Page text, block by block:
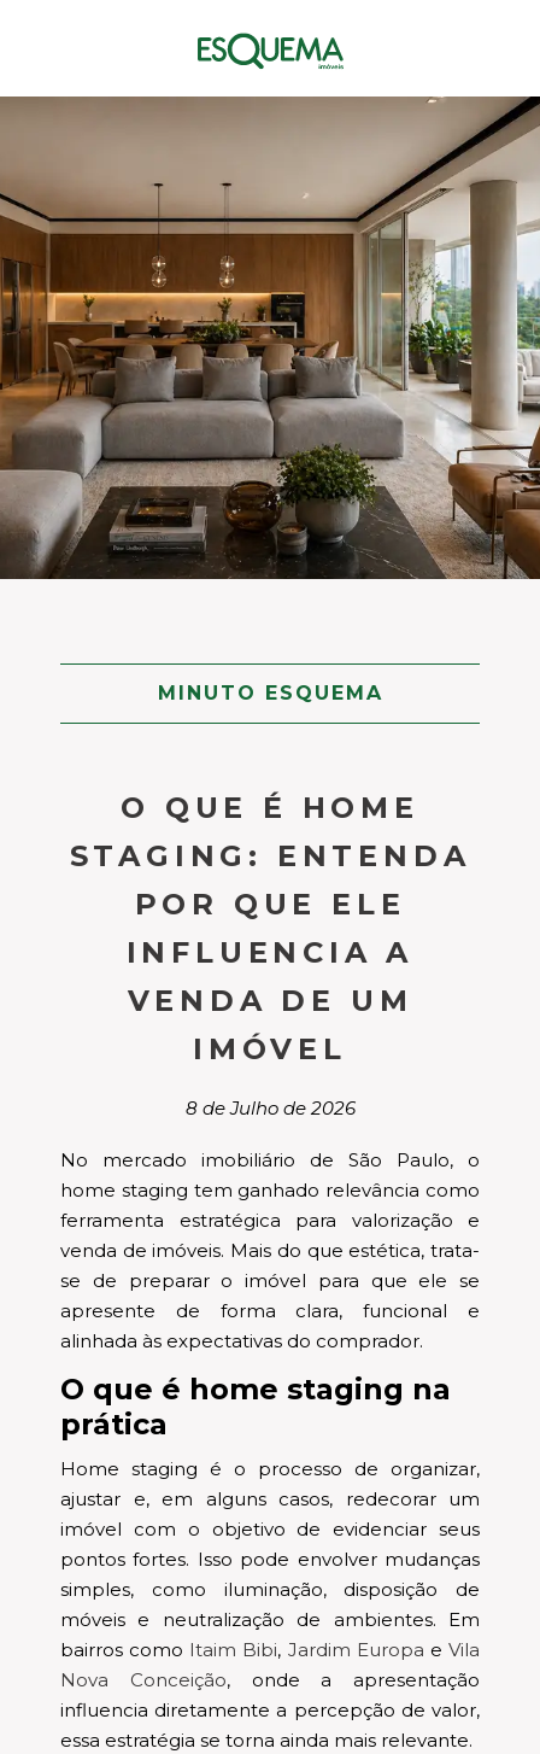
MINUTO ESQUEMA
O QUE É HOME
STAGING: ENTENDA
POR QUE ELE
INFLUENCIA A
VENDA DE UM
IMÓVEL
8 de Julho de 2026
No mercado imobiliário de São Paulo, o
home staging tem ganhado relevância como
ferramenta estratégica para valorização e
venda de imóveis. Mais do que estética, trata-
se de preparar o imóvel para que ele se
apresente de forma clara, funcional e
alinhada às expectativas do comprador.
O que é home staging na
prática
Home staging é o processo de organizar,
ajustar e, em alguns casos, redecorar um
imóvel com o objetivo de evidenciar seus
pontos fortes. Isso pode envolver mudanças
simples, como iluminação, disposição de
móveis e neutralização de ambientes. Em
bairros como Itaim Bibi, Jardim Europa eVila
Nova Conceição, onde a apresentação
influencia diretamente a percepção de valor,
essa estratégia se torna ainda mais relevante.